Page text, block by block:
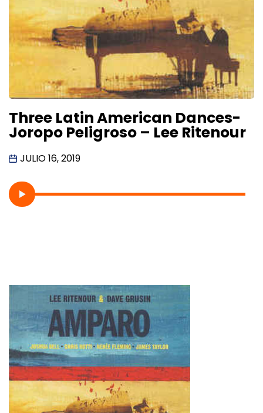
Three Latin American Dances-
Joropo Peligroso – Lee Ritenour
JULIO 16, 2019